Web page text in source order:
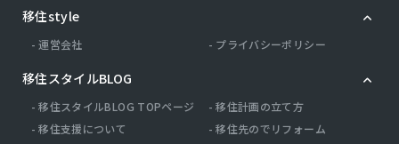
配信先などを含みます。以下，｢提携先｣といいます。）などから収集
することがあります。 当社は，ユーザーについて，利用したサービス
やソフトウエア，購入した商品，閲覧したページや広告の履歴，検索
じてご利用の場合の当該端末の通信状態，利用に際しての各種設定情
報なども含みます），IPアドレス，クッキー情報，位置情報，端末の
個体識別情報などの履歴情報および特性情報を，ユーザーが当社や提
携先のサービスを利用しまたはページを閲覧する際に収集します。
移住style
運営会社 プライバシーポリシー
移住スタイルBLOG
移住スタイルBLOG TOPページ
移住計画の立て方
移住支援について
移住先のでリフォーム